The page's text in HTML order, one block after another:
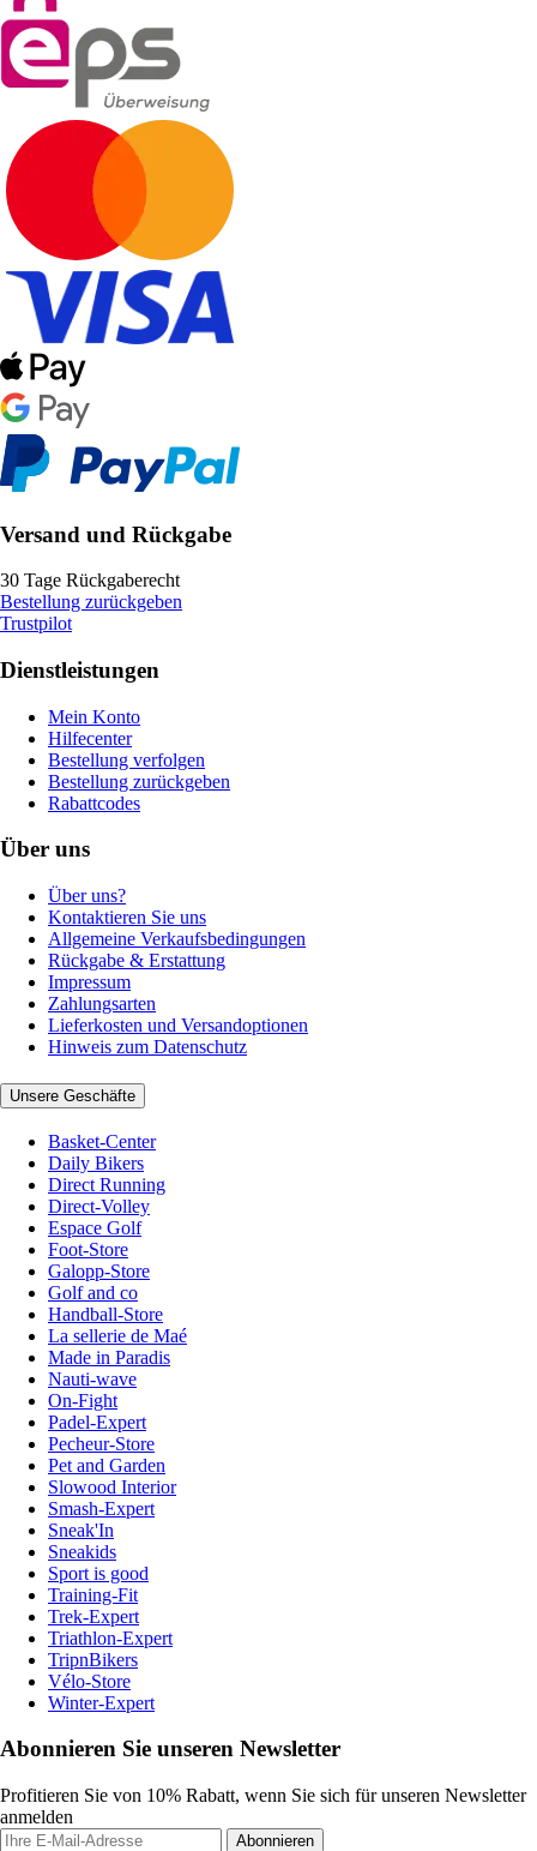
Versand und Rückgabe
30 Tage Rückgaberecht
Bestellung zurückgeben
Trustpilot
Dienstleistungen
Mein Konto
Hilfecenter
Bestellung verfolgen
Bestellung zurückgeben
Rabattcodes
Über uns
Über uns?
Kontaktieren Sie uns
Allgemeine Verkaufsbedingungen
Rückgabe & Erstattung
Impressum
Zahlungsarten
Lieferkosten und Versandoptionen
Hinweis zum Datenschutz
Unsere Geschäfte
Basket-Center
Daily Bikers
Direct Running
Direct-Volley
Espace Golf
Foot-Store
Galopp-Store
Golf and co
Handball-Store
La sellerie de Maé
Made in Paradis
Nauti-wave
On-Fight
Padel-Expert
Pecheur-Store
Pet and Garden
Slowood Interior
Smash-Expert
Sneak'In
Sneakids
Sport is good
Training-Fit
Trek-Expert
Triathlon-Expert
TripnBikers
Vélo-Store
Winter-Expert
Abonnieren Sie unseren Newsletter
Profitieren Sie von 10% Rabatt, wenn Sie sich für unseren Newsletter
anmelden
Abonnieren